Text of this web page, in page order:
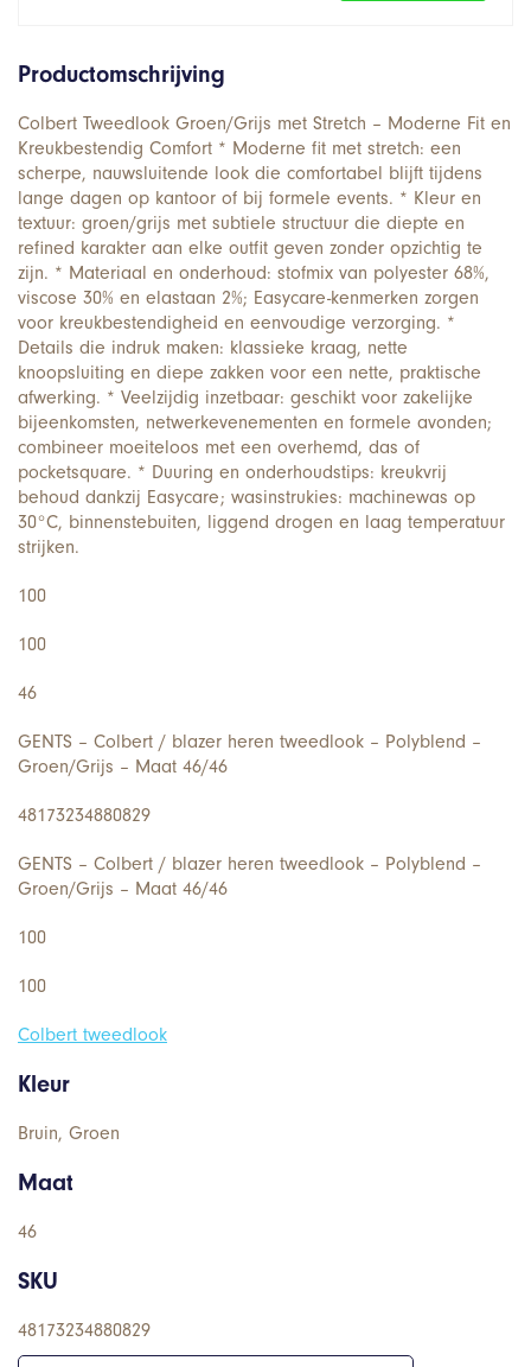
Productomschrijving
Colbert Tweedlook Groen/Grijs met Stretch – Moderne Fit en
Kreukbestendig Comfort * Moderne fit met stretch: een
scherpe, nauwsluitende look die comfortabel blijft tijdens
lange dagen op kantoor of bij formele events. * Kleur en
textuur: groen/grijs met subtiele structuur die diepte en
refined karakter aan elke outfit geven zonder opzichtig te
zijn. * Materiaal en onderhoud: stofmix van polyester 68%,
viscose 30% en elastaan 2%; Easycare-kenmerken zorgen
voor kreukbestendigheid en eenvoudige verzorging. *
Details die indruk maken: klassieke kraag, nette
knoopsluiting en diepe zakken voor een nette, praktische
afwerking. * Veelzijdig inzetbaar: geschikt voor zakelijke
bijeenkomsten, netwerkevenementen en formele avonden;
combineer moeiteloos met een overhemd, das of
pocketsquare. * Duuring en onderhoudstips: kreukvrij
behoud dankzij Easycare; wasinstrukies: machinewas op
30°C, binnenstebuiten, liggend drogen en laag temperatuur
strijken.
100
100
46
GENTS – Colbert / blazer heren tweedlook – Polyblend –
Groen/Grijs – Maat 46/46
48173234880829
GENTS – Colbert / blazer heren tweedlook – Polyblend –
Groen/Grijs – Maat 46/46
100
100
Colbert tweedlook
Kleur
Bruin, Groen
Maat
46
SKU
48173234880829